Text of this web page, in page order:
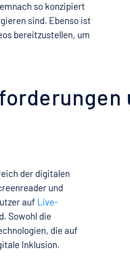
so konzipiert
sind. Ebenso ist
bereitzustellen, um
der digitalen
und
auf Live-
Sowohl die
die auf
Inklusion.